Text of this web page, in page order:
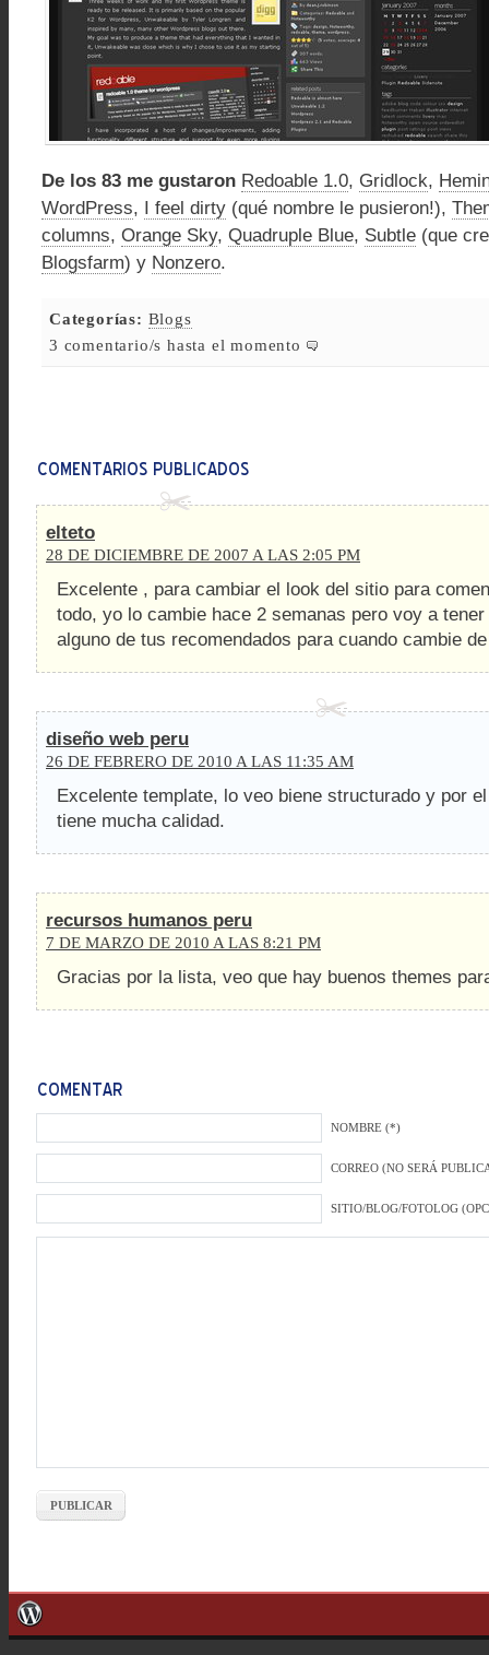
De los 83 me gustaron Redoable 1.0, Gridlock,
WordPress, I feel dirty (qué nombre le pusieron!),
columns, Orange Sky, Quadruple Blue, Subtle (que
Blogsfarm) y Nonzero.
Categorías: Blogs
3 comentario/s hasta el momento
elteto
28 DE DICIEMBRE DE 2007 A LAS 2:05 PM
Excelente , para cambiar el look del sitio para
todo, yo lo cambie hace 2 semanas pero voy a
alguno de tus recomendados para cuando cambie
diseño web peru
26 DE FEBRERO DE 2010 A LAS 11:35 AM
Excelente template, lo veo biene structurado y por
tiene mucha calidad.
recursos humanos peru
7 DE MARZO DE 2010 A LAS 8:21 PM
Gracias por la lista, veo que hay buenos themes
NOMBRE (*)
CORREO (NO SERÁ
SITIO/BLOG/FOTOLOG